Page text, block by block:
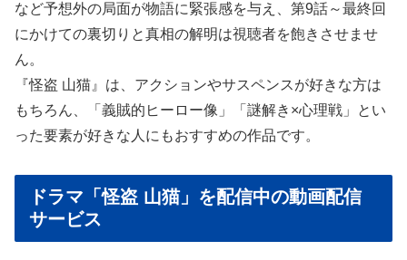
など予想外の局面が物語に緊張感を与え、第9話～最終回
にかけての裏切りと真相の解明は視聴者を飽きさせませ
ん。
『怪盗 山猫』は、アクションやサスペンスが好きな方は
もちろん、「義賊的ヒーロー像」「謎解き×心理戦」とい
った要素が好きな人にもおすすめの作品です。
ドラマ「怪盗 山猫」を配信中の動画配信
サービス